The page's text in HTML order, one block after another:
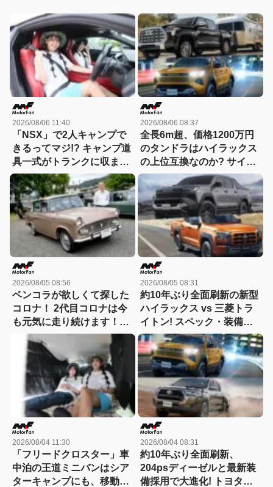
2026/08/06 11:40
「NSX」で2人キャンプで
きるってマジ!? キャンプ道
具一式がトランクに収まっ
た！「シビックRS」なら
車中泊もできる【Hondaキ
ャンプ】
2026/08/06 08:37
全長6m超、価格1200万円
のタンドラはハイラックス
の上位互換なのか? サイ
ズ・装備・走り・価格を徹
底比較して分かった決定的
な違い 【新型ハイラックス
徹底比較】
2026/08/05 08:56
ベンコラが欲しくて探した
コロナ！ 2代目コロナは今
も元気に走り続けます！
【花見の里で感謝の集いや
ります！】
2026/08/05 08:31
約10年ぶり全面刷新の新型
ハイラックス vs 三菱トラ
イトン! スペック・装備・
価格を比較、勝った点/惜し
い点を徹底検証! 【新型ハ
イラックス 徹底比較】
2026/08/04 11:30
「フリードクロスター」車
中泊の王道ミニバンはシア
ターキャンプにも、移動オ
2026/08/04 08:31
約10年ぶり全面刷新、
204psディーゼルと最新装
備採用で大進化! トヨタ新